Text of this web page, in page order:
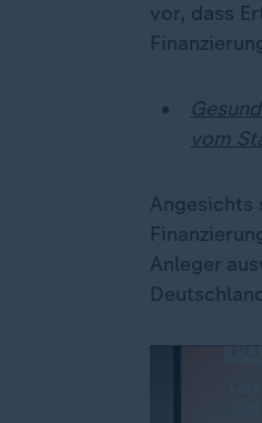
vor, dass
vom
Angesichts
Anleger